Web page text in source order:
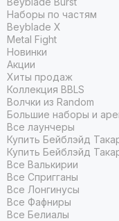
Наборы по частям
Beyblade X
Metal Fight
Новинки
Акции
Хиты продаж
Коллекция BBLS
Волчки из Random
Большие наборы и
Все лаунчеры
Купить Бейблэйд
Купить Бейблэйд
Все Валькирии
Все Спригганы
Все Лонгинусы
Все Фафниры
Все Белиалы